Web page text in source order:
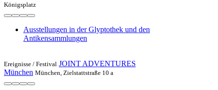
Königsplatz
Ausstellungen in der Glyptothek und den
Antikensammlungen
Ereignisse / Festival JOINT ADVENTURES
München München, Zielstattstraße 10 a